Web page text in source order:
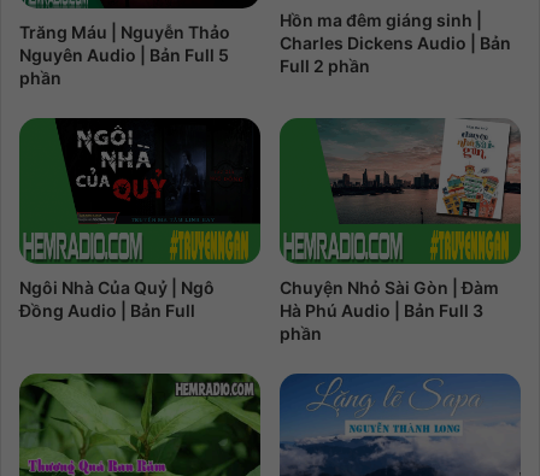
Trăng Máu | Nguyễn Thảo
Nguyên Audio | Bản Full 5
phần
Hồn ma đêm giáng sinh |
Charles Dickens Audio | Bản
Full 2 phần
Ngôi Nhà Của Quỷ | Ngô
Đồng Audio | Bản Full
Chuyện Nhỏ Sài Gòn | Đàm
Hà Phú Audio | Bản Full 3
phần